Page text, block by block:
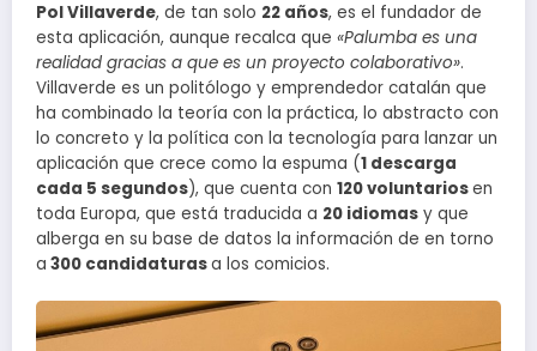
Pol Villaverde, de tan solo 22 años, es el fundador de
esta aplicación, aunque recalca que «Palumba es una
realidad gracias a que es un proyecto colaborativo».
Villaverde es un politólogo y emprendedor catalán que
ha combinado la teoría con la práctica, lo abstracto con
lo concreto y la política con la tecnología para lanzar un
aplicación que crece como la espuma (1 descarga
cada 5 segundos), que cuenta con 120 voluntariosen
toda Europa, que está traducida a 20 idiomas y que
alberga en su base de datos la información de en torno
a 300 candidaturasa los comicios.